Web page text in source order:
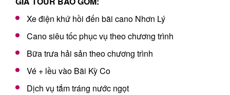
Xe điện khứ hồi đến bãi cano Nhơn Lý
Cano siêu tốc phục vụ theo chương trình
Bữa trưa hải sản theo chương trình
Vé + lều vào Bãi Kỳ Co
Dịch vụ tắm tráng nước ngọt